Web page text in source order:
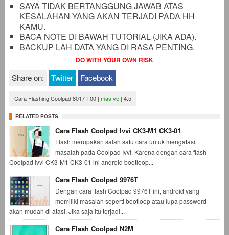
SAYA TIDAK BERTANGGUNG JAWAB ATAS
KESALAHAN YANG AKAN TERJADI PADA HH
KAMU.
BACA NOTE DI BAWAH TUTORIAL (JIKA ADA).
BACKUP LAH DATA YANG DI RASA PENTING.
DO WITH YOUR OWN RISK
Share on: Twitter Facebook
Cara Flashing Coolpad 8017-T00| mas ve | 4.5
RELATED POSTS
Cara Flash Coolpad Ivvi CK3-M1 CK3-01
Flash merupakan salah satu cara untuk mengatasi
masalah pada Coolpad Ivvi. Karena dengan cara flash
Coolpad Ivvi CK3-M1 CK3-01 ini android bootloop...
Cara Flash Coolpad 9976T
Dengan cara flash Coolpad 9976T ini, android yang
memiliki masalah seperti bootloop atau lupa password
akan mudah di atasi. Jika saja itu terjadi...
Cara Flash Coolpad N2M